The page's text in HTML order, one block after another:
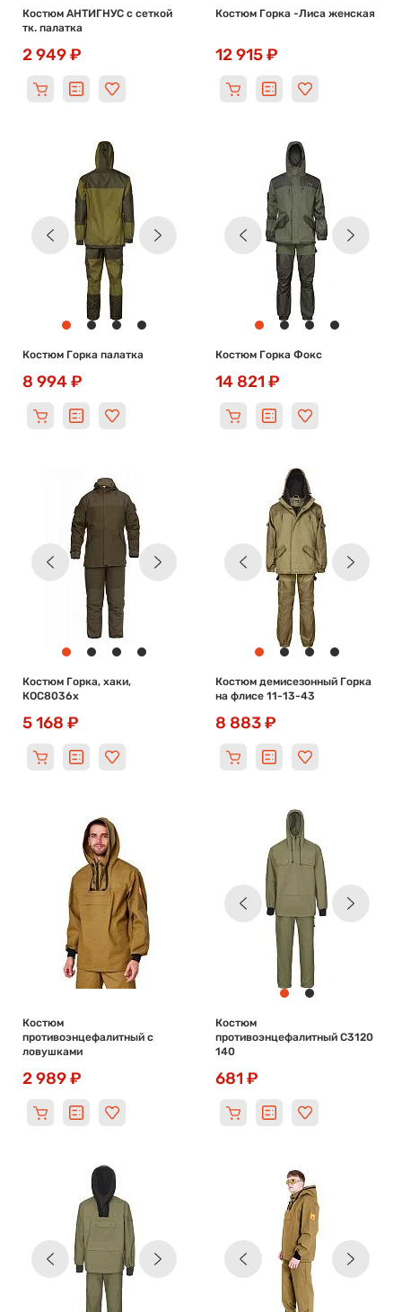
Костюм АНТИГНУС с сеткой
тк. палатка
2 949 ₽
Костюм Горка -Лиса женская
12 915 ₽
Костюм Горка палатка
8 994 ₽
Костюм Горка Фокс
14 821 ₽
Костюм Горка, хаки,
КОС8036х
5 168 ₽
Костюм демисезонный Горка
на флисе 11-13-43
8 883 ₽
Костюм
противоэнцефалитный с
ловушками
2 989 ₽
Костюм
противоэнцефалитный С3120
140
681 ₽